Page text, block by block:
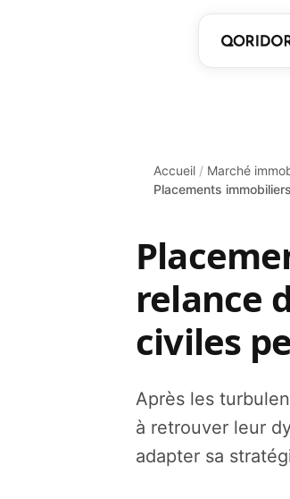
Accueil / Marché
Placements
relance
civiles
Après les
à retrouver leur
adapter sa